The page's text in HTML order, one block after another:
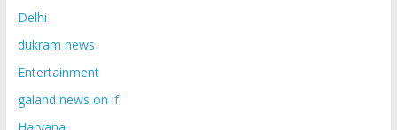
Delhi
dukram news
Entertainment
galand news on if